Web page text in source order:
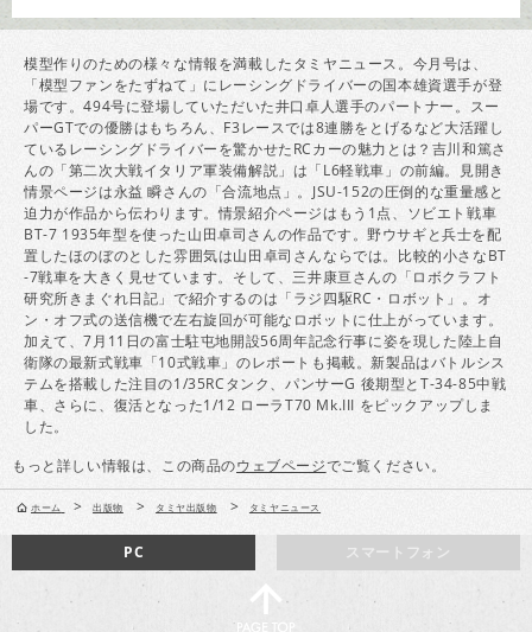
模型作りのための様々な情報を満載したタミヤニュース。今月号は、
「模型ファンをたずねて」にレーシングドライバーの国本雄資選手が登
場です。494号に登場していただいた井口卓人選手のパートナー。スー
パーGTでの優勝はもちろん、F3レースでは8連勝をとげるなど大活躍し
ているレーシングドライバーを驚かせたRCカーの魅力とは？吉川和篤さ
んの「第二次大戦イタリア軍装備解説」は「L6軽戦車」の前編。見開き
情景ページは永益 瞬さんの「合流地点」。JSU-152の圧倒的な重量感と
迫力が作品から伝わります。情景紹介ページはもう1点、ソビエト戦車
BT-7 1935年型を使った山田卓司さんの作品です。野ウサギと兵士を配
置したほのぼのとした雰囲気は山田卓司さんならでは。比較的小さなBT
-7戦車を大きく見せています。そして、三井康亘さんの「ロボクラフト
研究所きまぐれ日記」で紹介するのは「ラジ四駆RC・ロボット」。オ
ン・オフ式の送信機で左右旋回が可能なロボットに仕上がっています。
加えて、7月11日の富士駐屯地開設56周年記念行事に姿を現した陸上自
衛隊の最新式戦車「10式戦車」のレポートも掲載。新製品はバトルシス
テムを搭載した注目の1/35RCタンク、パンサーG 後期型とT-34-85中戦
車、さらに、復活となった1/12 ローラT70 Mk.III をピックアップしま
した。
もっと詳しい情報は、この商品のウェブページでご覧ください。
ホーム > 出版物 > タミヤ出版物 > タミヤニュース
スマートフォン
PC